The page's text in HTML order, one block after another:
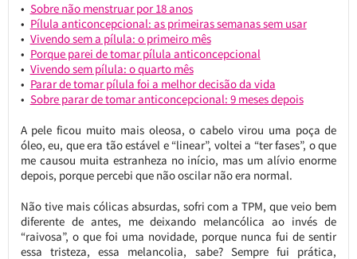
Sobre não menstruar por 18 anos
Pílula anticoncepcional: as primeiras semanas sem usar
Vivendo sem a pílula: o primeiro mês
Porque parei de tomar pílula anticoncepcional
Vivendo sem pílula: o quarto mês
Parar de tomar pílula foi a melhor decisão da vida
Sobre parar de tomar anticoncepcional: 9 meses depois
A pele ficou muito mais oleosa, o cabelo virou uma poça de
óleo, eu, que era tão estável e “linear”, voltei a “ter fases”, o que
me causou muita estranheza no início, mas um alívio enorme
depois, porque percebi que não oscilar não era normal.
Não tive mais cólicas absurdas, sofri com a TPM, que veio bem
diferente de antes, me deixando melancólica ao invés de
“raivosa”, o que foi uma novidade, porque nunca fui de sentir
essa tristeza, essa melancolia, sabe? Sempre fui prática,